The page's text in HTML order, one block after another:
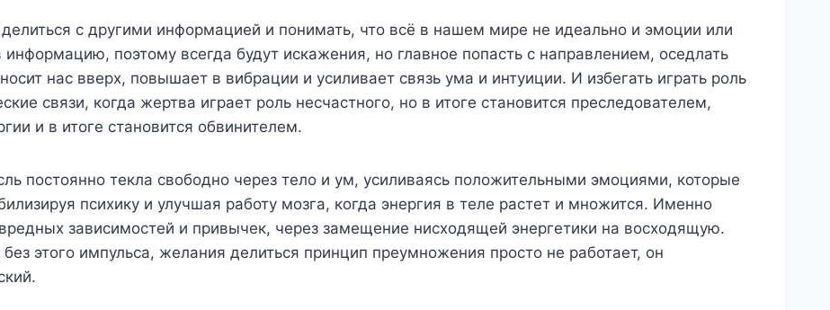
с другими информацией и понимать, что всё в нашем мире не идеально и эмоции или
поэтому всегда будут искажения, но главное попасть с направлением, оседлать
нас вверх, повышает в вибрации и усиливает связь ума и интуиции. И избегать играть роль
связи, когда жертва играет роль несчастного, но в итоге становится преследователем,
и в итоге становится обвинителем.
постоянно текла свободно через тело и ум, усиливаясь положительными эмоциями, которые
психику и улучшая работу мозга, когда энергия в теле растет и множится. Именно
зависимостей и привычек, через замещение нисходящей энергетики на восходящую.
этого импульса, желания делиться принцип преумножения просто не работает, он